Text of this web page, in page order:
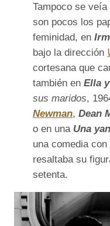
Tampoco se
son pocos los
feminidad, en
bajo la dirección
cortesana que
también en Ella
sus maridos,
Newman, Dean
o en una Una
una comedia con
resaltaba su
setenta.